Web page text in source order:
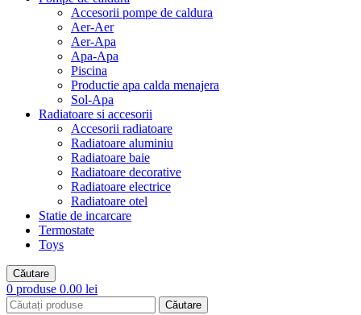
Accesorii pompe de caldura
Aer-Aer
Aer-Apa
Apa-Apa
Piscina
Productie apa calda menajera
Sol-Apa
Radiatoare si accesorii
Accesorii radiatoare
Radiatoare aluminiu
Radiatoare baie
Radiatoare decorative
Radiatoare electrice
Radiatoare otel
Statie de incarcare
Termostate
Toys
Căutare
0 produse 0.00 lei
Căutare